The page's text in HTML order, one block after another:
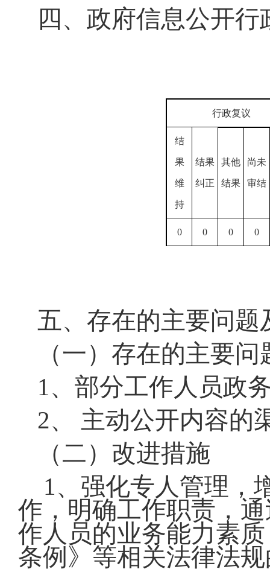
四、政府信息公开
行政复议
结
果
维
持
结果
纠正
其他
结果
尚未
审结
0 0 0 0
五、存在的主要问题
（一）存在的主要问
1、部分工作人员政
2、 主动公开内容的
（二）改进措施
1、强化专人管理，
作，明确工作职责，
作人员的业务能力素
条例》等相关法律法